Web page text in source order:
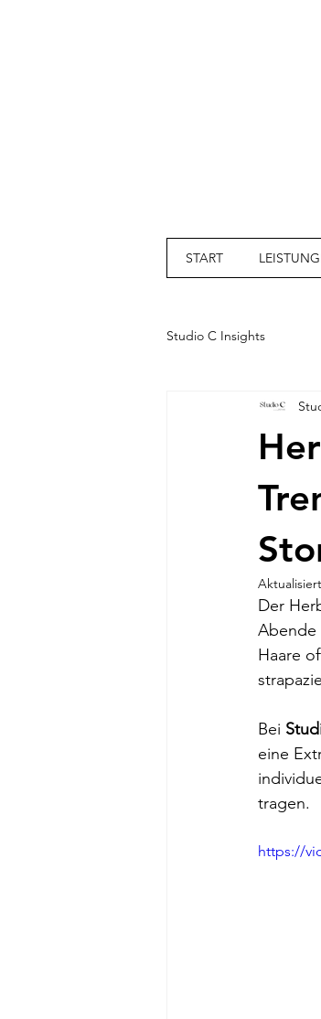
START
Studio C Insights
Der
Abende
Haare
Bei
eine
tragen.
https://